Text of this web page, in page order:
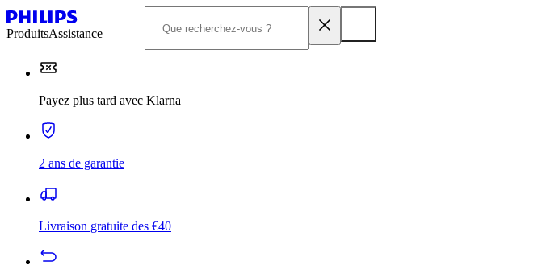
ProduitsAssistance
Payez plus tard avec Klarna
2 ans de garantie
Livraison gratuite des €40